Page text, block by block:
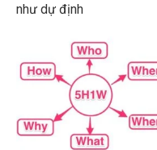
như dự định